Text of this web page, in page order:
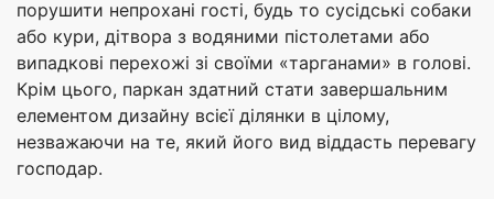
порушити непрохані гості, будь то сусідські собаки
або кури, дітвора з водяними пістолетами або
випадкові перехожі зі своїми «тарганами» в голові.
Крім цього, паркан здатний стати завершальним
елементом дизайну всієї ділянки в цілому,
незважаючи на те, який його вид віддасть перевагу
господар.